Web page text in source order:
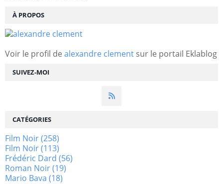
SUIVEZ-MOI
À PROPOS
Voir le profil de alexandre clement sur le portail Eklablog
CATÉGORIES
Film Noir(258)
Film Noir(113)
Frédéric Dard (56)
Roman Noir(19)
Mario Bava (18)